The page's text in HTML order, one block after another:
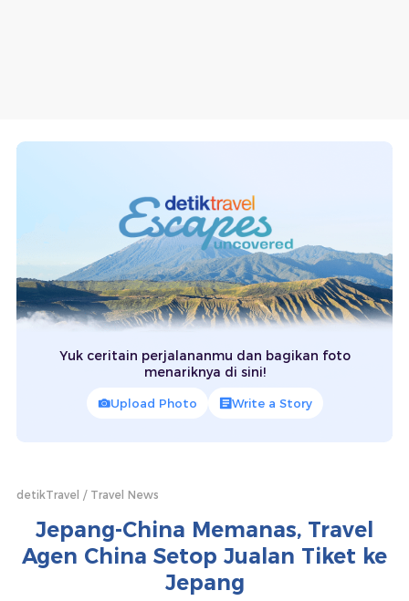
Yuk ceritain perjalananmu dan bagikan foto
menariknya di sini!
Upload Photo Write a Story
detikTravel Travel News
Jepang-China Memanas, Travel
Agen China Setop Jualan Tiket ke
Jepang